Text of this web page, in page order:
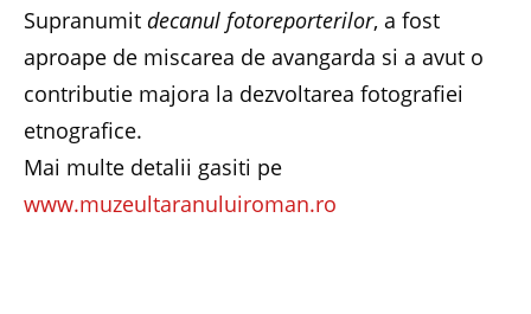
Supranumit decanul fotoreporterilor, a fost
aproape de miscarea de avangarda si a avut o
contributie majora la dezvoltarea fotografiei
etnografice.
Mai multe detalii gasiti pe
www.muzeultaranuluiroman.ro